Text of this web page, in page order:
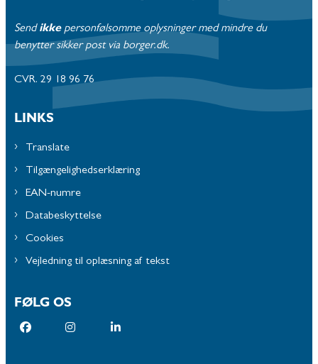
Send ikke personfølsomme oplysninger med mindre du
benytter sikker post via borger.dk.
CVR. 29 18 96 76
LINKS
Translate
Tilgængelighedserklæring
EAN-numre
Databeskyttelse
Cookies
Vejledning til oplæsning af tekst
FØLG OS